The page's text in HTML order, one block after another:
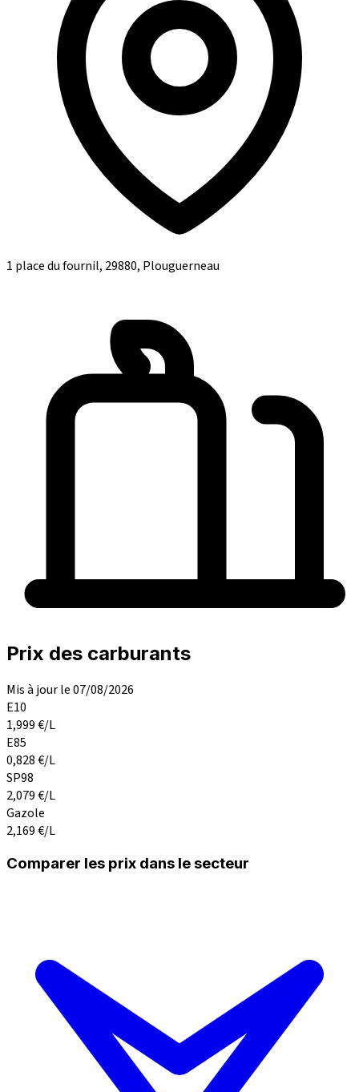
1 place du fournil, 29880, Plouguerneau
Prix des carburants
Mis à jour le 07/08/2026
E10
1,999€/L
E85
0,828€/L
SP98
2,079€/L
Gazole
2,169€/L
Comparer les prix dans le secteur